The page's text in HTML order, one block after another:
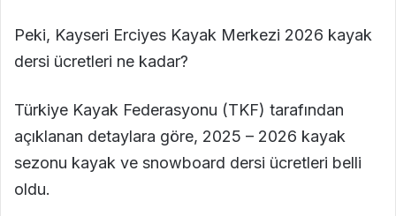
Peki, Kayseri Erciyes Kayak Merkezi 2026 kayak
dersi ücretleri ne kadar?
Türkiye Kayak Federasyonu (TKF) tarafından
açıklanan detaylara göre, 2025 – 2026 kayak
sezonu kayak ve snowboard dersi ücretleri belli
oldu.